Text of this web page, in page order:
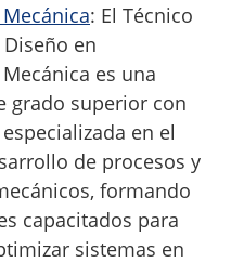
: El Técnico
en
es una
grado superior con
en el
de procesos y
formando
capacitados para
sistemas en